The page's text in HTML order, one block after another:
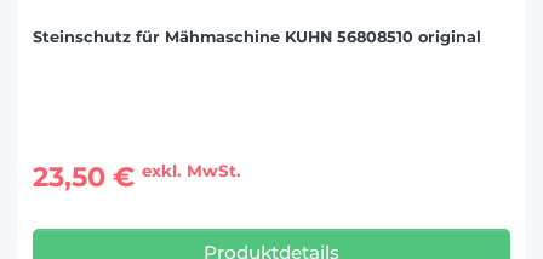
Steinschutz für Mähmaschine KUHN 56808510 original
23,50 € exkl. MwSt.
Produktdetails